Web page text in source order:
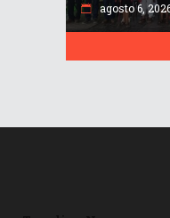
agosto 6,